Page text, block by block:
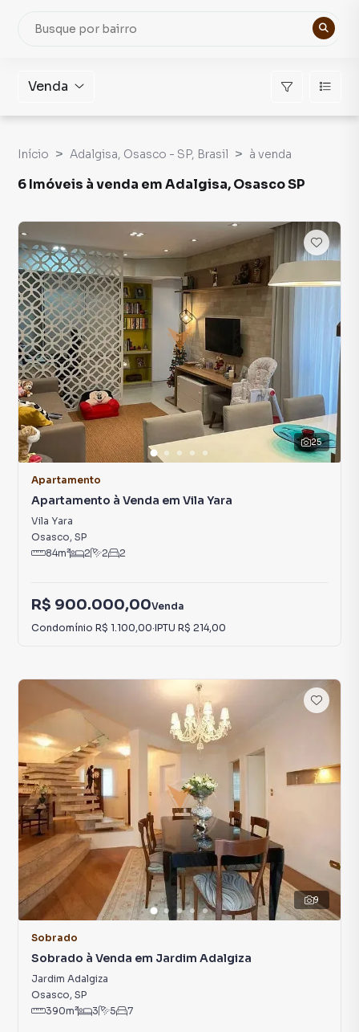
Venda
Início Adalgisa, Osasco - SP, Brasil à venda
6 Imóveis à venda em Adalgisa, Osasco SP
25
Apartamento
Apartamento à Venda em Vila Yara
Vila Yara
Osasco, SP
84m² 2 2 2
R$ 900.000,00Venda
Condomínio R$ 1.100,00·IPTU R$ 214,00
9
Sobrado
Sobrado à Venda em Jardim Adalgiza
Jardim Adalgiza
Osasco, SP
390m² 3 5 7